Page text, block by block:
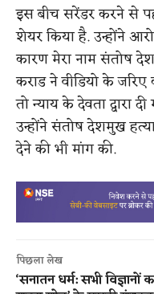
इस बीच सरेंडर करने से
शेयर किया है. उन्होंने
कारण मेरा नाम संतोष
कराड ने वीडियो के
तो न्याय के देवता द्वारा
उन्होंने संतोष देशमुख
देने की भी मांग की.
पिछला लेख
‘सनातन धर्म: सभी विज्ञानों